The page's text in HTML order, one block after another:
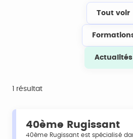
Tout voir
Actualités
1 résultat
40ème Rugissant
40ème Rugissant est spécialisé